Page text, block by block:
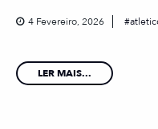
4 Fevereiro, 2026
LER MAIS...